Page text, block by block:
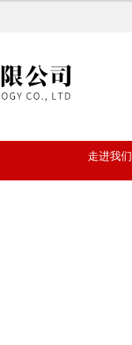
走进我们